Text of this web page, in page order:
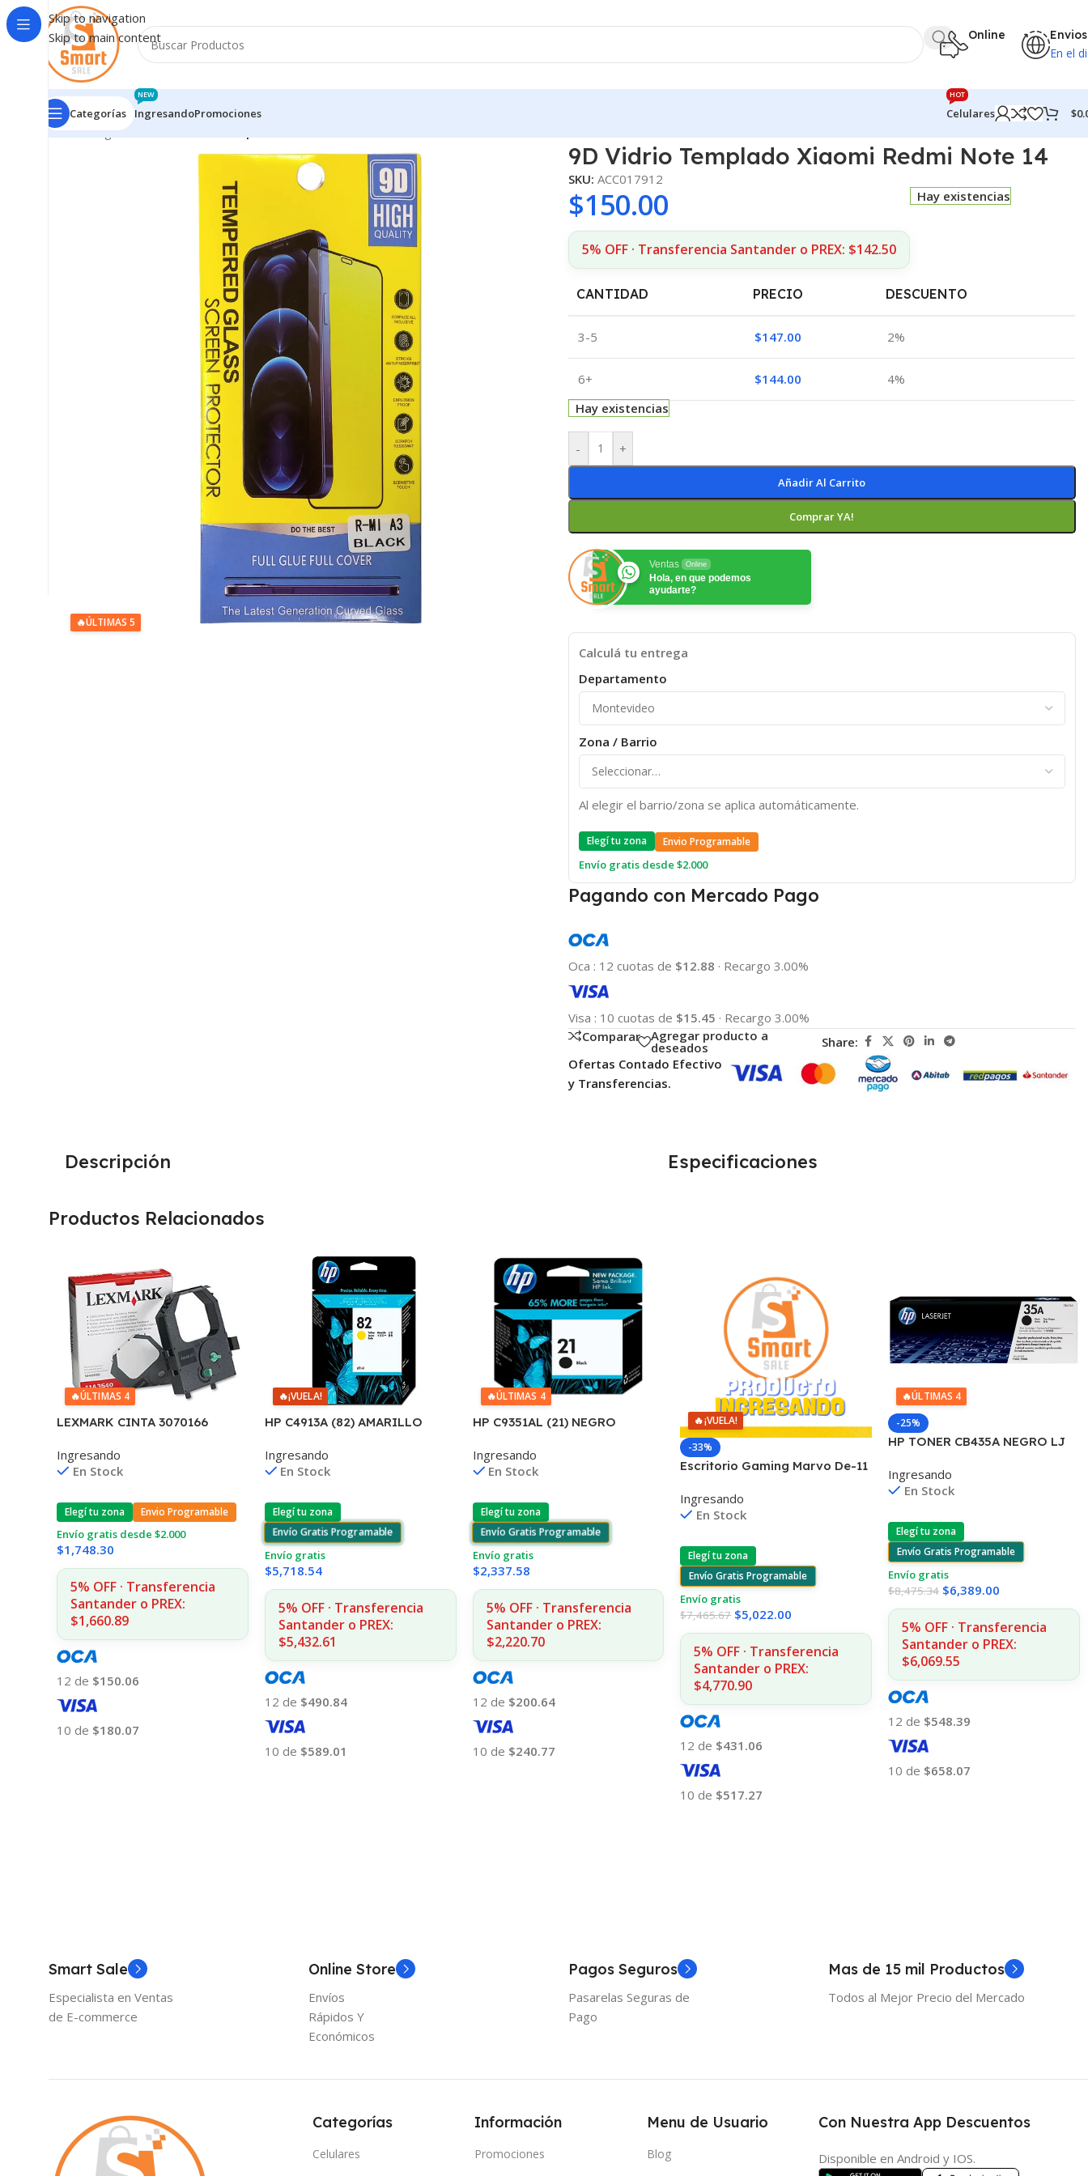
Skip to navigation
Skip to main content
Online Envios
En el
Categorías Ingresando
NEW
Promociones Celulares
HOT
$
Inicio/Ingresando
🔥ÚLTIMAS 5
9D Vidrio Templado Xiaomi Redmi Note 14
SKU: ACC017912
$150.00
5% OFF · Transferencia Santander o PREX: $142.50
Hay existencias
CANTIDAD PRECIO DESCUENTO
3-5 $147.00 2%
6+ $144.00
4%
Hay existencias
- +
Añadir Al Carrito
Comprar YA!
Ventas Online
Hola, en que podemos
ayudarte?
Calculá tu entrega
Departamento
Zona / Barrio
Al elegir el barrio/zona se aplica automáticamente.
Elegí tu zona Envio Programable
Envío gratis desde $2.000
Pagando con Mercado Pago
Oca : 12 cuotas de $12.88 · Recargo 3.00%
Visa : 10 cuotas de $15.45 · Recargo 3.00%
Comparar
Agregar producto a
deseados
Share:
Ofertas Contado Efectivo
y Transferencias.
Descripción Especificaciones
Productos Relacionados
🔥ÚLTIMAS 4
LEXMARK CINTA 3070166
CPS 11A3540
Ingresando
En Stock
Elegí tu zona Envio Programable
Envío gratis desde $2.000
$1,748.30
5% OFF · Transferencia
Santander o PREX:
$1,660.89
12 de $150.06
10 de $180.07
🔥¡VUELA!
HP C4913A (82) AMARILLO
10PS/500/510/800/810 UK(D)
Ingresando
En Stock
Elegí tu zona
Envío Gratis Programable
Envío gratis
$5,718.54
5% OFF · Transferencia
Santander o PREX:
$5,432.61
12 de $490.84
10 de $589.01
🔥ÚLTIMAS 4
HP C9351AL (21) NEGRO
55 7ML (D)
Ingresando
En Stock
Elegí tu zona
Envío Gratis Programable
Envío gratis
$2,337.58
5% OFF · Transferencia
Santander o PREX:
$2,220.70
12 de $200.64
10 de $240.77
🔥¡VUELA!
-33%
Escritorio Gaming Marvo De-11
Ingresando
En Stock
Elegí tu zona
Envío Gratis Programable
Envío gratis
$7,465.67 $5,022.00
5% OFF · Transferencia
Santander o PREX:
$4,770.90
12 de $431.06
10 de $517.27
🔥ÚLTIMAS 4
-25%
HP TONER CB435A NEGRO LJ
Ingresando
En Stock
Elegí tu zona
Envío Gratis Programable
Envío gratis
$8,475.34 $6,389.00
5% OFF · Transferencia
Santander o PREX:
$6,069.55
12 de $548.39
10 de $658.07
Smart Sale
Especialista en Ventas
de E-commerce
Online Store
Envíos
Rápidos Y
Económicos
Pagos Seguros
Pasarelas Seguras de
Pago
Mas de 15 mil Productos
Todos al Mejor Precio del Mercado
Categorías
Celulares
Información
Promociones
Menu de Usuario
Blog
Con Nuestra App Descuentos
Disponible en Android y IOS.